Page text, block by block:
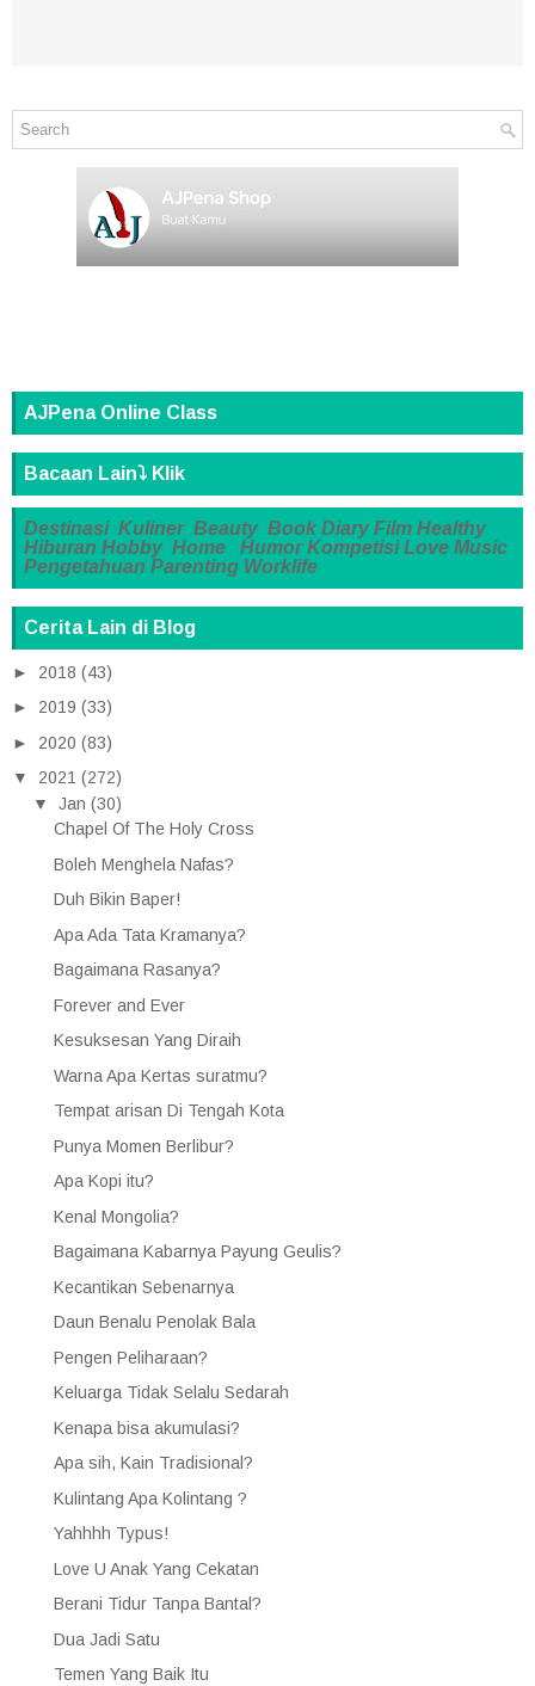
AJPena Online Class
Bacaan Lain⤵️ Klik
Destinasi Kuliner Beauty Book Diary Film Healthy
Hiburan Hobby Home Humor Kompetisi Love Music
Pengetahuan Parenting Worklife
Cerita Lain di Blog
► 2018 (43)
► 2019 (33)
► 2020 (83)
▼
2021 (272)
▼
Jan (30)
Chapel Of The Holy Cross
Boleh Menghela Nafas?
Duh Bikin Baper!
Apa Ada Tata Kramanya?
Bagaimana Rasanya?
Forever and Ever
Kesuksesan Yang Diraih
Warna Apa Kertas suratmu?
Tempat arisan Di Tengah Kota
Punya Momen Berlibur?
Apa Kopi itu?
Kenal Mongolia?
Bagaimana Kabarnya Payung Geulis?
Kecantikan Sebenarnya
Daun Benalu Penolak Bala
Pengen Peliharaan?
Keluarga Tidak Selalu Sedarah
Kenapa bisa akumulasi?
Apa sih, Kain Tradisional?
Kulintang Apa Kolintang ?
Yahhhh Typus!
Love U Anak Yang Cekatan
Berani Tidur Tanpa Bantal?
Dua Jadi Satu
Temen Yang Baik Itu